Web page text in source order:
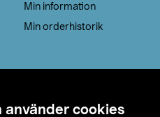
använder cookies
Min information
Min orderhistorik